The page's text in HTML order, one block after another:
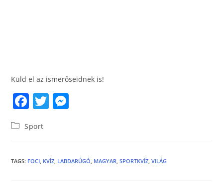
Küld el az ismerőseidnek is!
F
c
b
T
n
Sport
TAGS: FOCI, KVÍZ, LABDARÚGÓ, MAGYAR, SPORTKVÍZ, VILÁG